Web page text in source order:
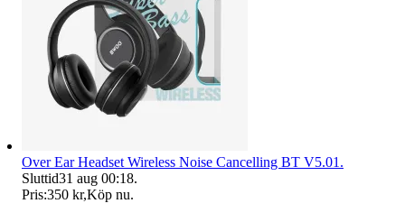
Over Ear Headset Wireless Noise Cancelling BT V5.01.
Sluttid31 aug 00:18.
Pris:350 kr,Köp nu.